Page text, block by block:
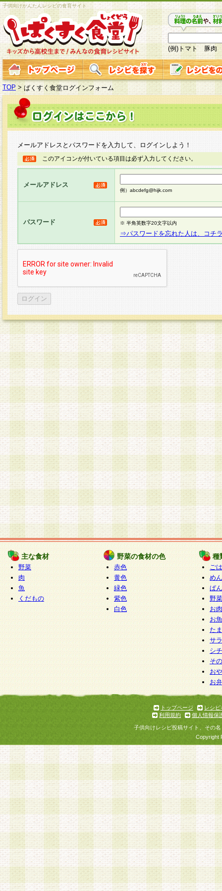
子供向けかんたんレシピの食育サイト
(例)トマト 豚肉
TOP > ぱくすく食堂ログインフォーム
メールアドレスとパスワードを入力して、ログインしよう！
このアイコンが付いている項目は必ず入力してください。
メールアドレス
例）abcdefg@hijk.com
パスワード ※ 半角英数字20文字以内
⇒パスワードを忘れた人は、コチ
主な食材
野菜
肉
魚
くだもの
野菜の食材の色
赤色
黄色
緑色
紫色
白色
種
ご
めん
ぱん
野
お
お
た
サ
シ
そ
お
お
トップページ
レシピ
利用規約
個人情報保
子供向けレシピ投稿サイト、その
Copyright